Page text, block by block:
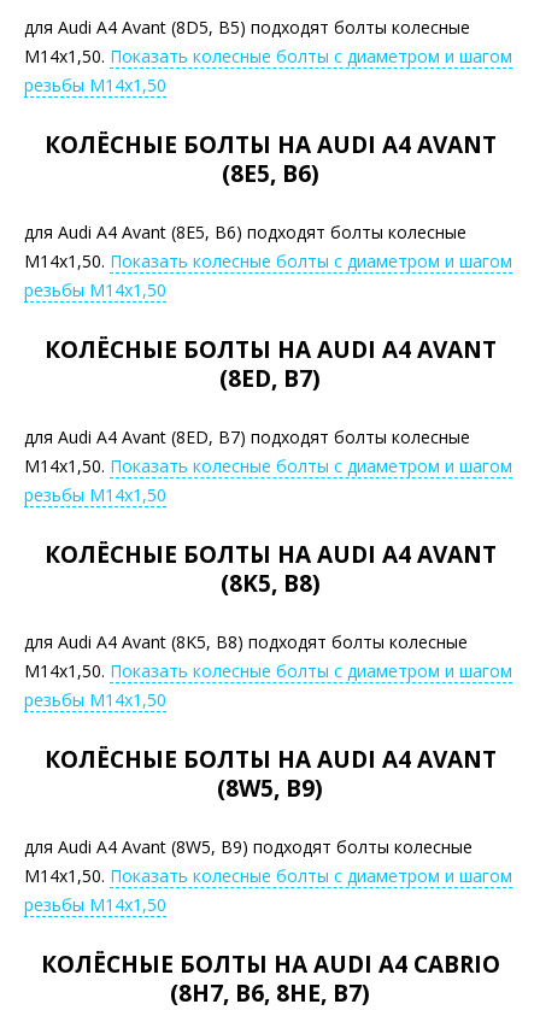
для Audi A4 Avant (8D5, B5) подходят болты колесные
М14х1,50. Показать колесные болты с диаметром и шагом
резьбы М14х1,50
КОЛЁСНЫЕ БОЛТЫ НА AUDI A4 AVANT
(8E5, B6)
для Audi A4 Avant (8E5, B6) подходят болты колесные
М14х1,50. Показать колесные болты с диаметром и шагом
резьбы М14х1,50
КОЛЁСНЫЕ БОЛТЫ НА AUDI A4 AVANT
(8ED, B7)
для Audi A4 Avant (8ED, B7) подходят болты колесные
М14х1,50. Показать колесные болты с диаметром и шагом
резьбы М14х1,50
КОЛЁСНЫЕ БОЛТЫ НА AUDI A4 AVANT
(8K5, B8)
для Audi A4 Avant (8K5, B8) подходят болты колесные
М14х1,50. Показать колесные болты с диаметром и шагом
резьбы М14х1,50
КОЛЁСНЫЕ БОЛТЫ НА AUDI A4 AVANT
(8W5, B9)
для Audi A4 Avant (8W5, B9) подходят болты колесные
М14х1,50. Показать колесные болты с диаметром и шагом
резьбы М14х1,50
КОЛЁСНЫЕ БОЛТЫ НА AUDI A4 CABRIO
(8H7, B6, 8HE, B7)